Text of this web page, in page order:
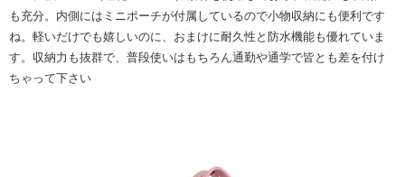
も充分。内側にはミニポーチが付属しているので小物収納にも便利です
ね。軽いだけでも嬉しいのに、おまけに耐久性と防水機能も優れていま
す。収納力も抜群で、普段使いはもちろん通勤や通学で皆とも差を付け
ちゃって下さい